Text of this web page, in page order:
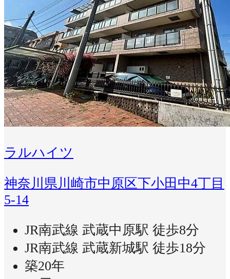
ラルハイツ
神奈川県川崎市中原区下小田中4丁目
5-14
JR南武線 武蔵中原駅 徒歩8分
JR南武線 武蔵新城駅 徒歩18分
築20年